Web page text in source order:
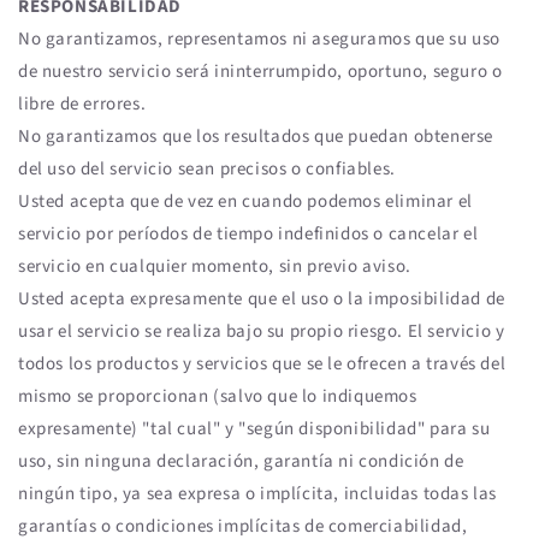
RESPONSABILIDAD
No garantizamos, representamos ni aseguramos que su uso
de nuestro servicio será ininterrumpido, oportuno, seguro o
libre de errores.
No garantizamos que los resultados que puedan obtenerse
del uso del servicio sean precisos o confiables.
Usted acepta que de vez en cuando podemos eliminar el
servicio por períodos de tiempo indefinidos o cancelar el
servicio en cualquier momento, sin previo aviso.
Usted acepta expresamente que el uso o la imposibilidad de
usar el servicio se realiza bajo su propio riesgo. El servicio y
todos los productos y servicios que se le ofrecen a través del
mismo se proporcionan (salvo que lo indiquemos
expresamente) "tal cual" y "según disponibilidad" para su
uso, sin ninguna declaración, garantía ni condición de
ningún tipo, ya sea expresa o implícita, incluidas todas las
garantías o condiciones implícitas de comerciabilidad,